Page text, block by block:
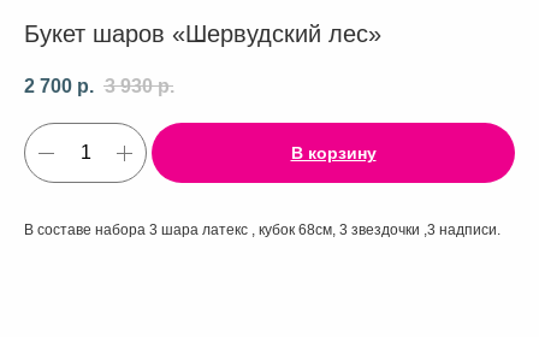
Букет шаров «Шервудский лес»
2 700 р. 3 930 р.
В корзину
В составе набора 3 шара латекс , кубок 68см, 3 звездочки ,3 надписи.